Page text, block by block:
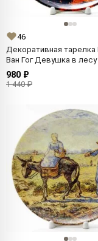
46
Декоративная тарелка
Ван Гог Девушка в
980 ₽
1 440 ₽